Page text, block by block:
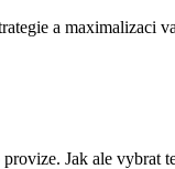
a maximalizaci
Jak ale vybrat